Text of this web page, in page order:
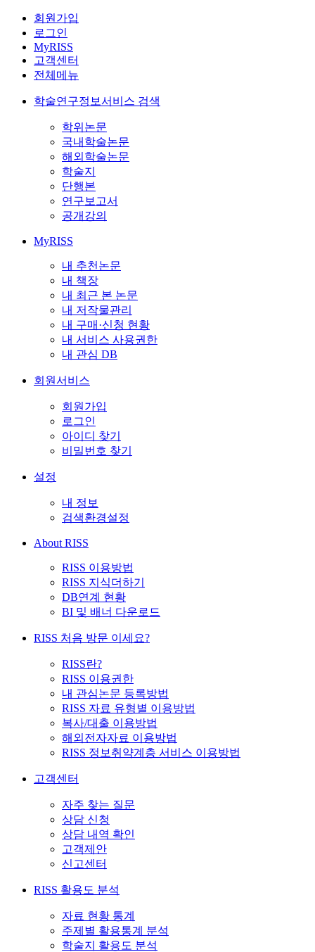
회원가입
로그인
MyRISS
고객센터
전체메뉴
학술연구정보서비스 검색
학위논문
국내학술논문
해외학술논문
학술지
단행본
연구보고서
공개강의
MyRISS
내 추천논문
내 책장
내 최근 본 논문
내 저작물관리
내 구매·신청 현황
내 서비스 사용권한
내 관심 DB
회원서비스
회원가입
로그인
아이디 찾기
비밀번호 찾기
설정
내 정보
검색환경설정
About RISS
RISS 이용방법
RISS 지식더하기
DB연계 현황
BI 및 배너 다운로드
RISS 처음 방문 이세요?
RISS란?
RISS 이용권한
내 관심논문 등록방법
RISS 자료 유형별 이용방법
복사/대출 이용방법
해외전자자료 이용방법
RISS 정보취약계층 서비스 이용방법
고객센터
자주 찾는 질문
상담 신청
상담 내역 확인
고객제안
신고센터
RISS 활용도 분석
자료 현황 통계
주제별 활용통계 분석
학술지 활용도 분석